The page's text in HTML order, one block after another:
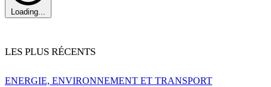
Loading...
LES PLUS RÉCENTS
ENERGIE, ENVIRONNEMENT ET TRANSPORT